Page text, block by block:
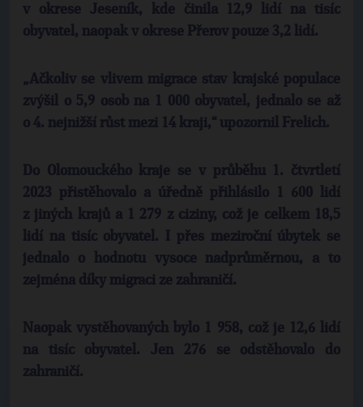
v okrese Jeseník, kde činila 12,9 lidí na tisíc
obyvatel, naopak v okrese Přerov pouze 3,2 lidí.
„Ačkoliv se vlivem migrace stav krajské populace
zvýšil o 5,9 osob na 1 000 obyvatel, jednalo se až
o 4. nejnižší růst mezi 14 kraji,“ upozornil Frelich.
Do Olomouckého kraje se v průběhu 1. čtvrtletí
2023 přistěhovalo a úředně přihlásilo 1 600 lidí
z jiných krajů a 1 279 z ciziny, což je celkem 18,5
lidí na tisíc obyvatel. I přes meziroční úbytek se
jednalo o hodnotu vysoce nadprůměrnou, a to
zejména díky migraci ze zahraničí.
Naopak vystěhovaných bylo 1 958, což je 12,6 lidí
na tisíc obyvatel. Jen 276 se odstěhovalo do
zahraničí.